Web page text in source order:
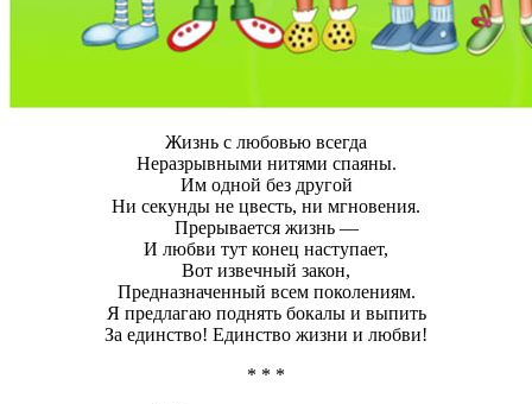
Жизнь с любовью всегда
Неразрывными нитями спаяны.
Им одной без другой
Ни секунды не цвесть, ни мгновения.
Прерывается жизнь —
И любви тут конец наступает,
Вот извечный закон,
Предназначенный всем поколениям.
Я предлагаю поднять бокалы и выпить
За единство! Единство жизни и любви!
* * *